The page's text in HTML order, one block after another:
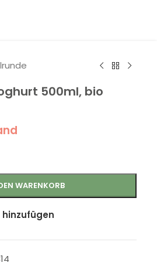
500ml, bio
WARENKORB
hinzufügen